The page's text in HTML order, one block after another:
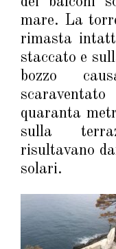
mare. La
rimasta
staccato e
bozzo
quaranta
sulla
risultavano
solari.